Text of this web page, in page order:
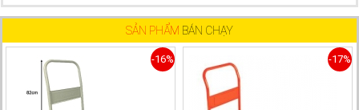
SẢN PHẨM BÁN CHẠY
-16% -17%